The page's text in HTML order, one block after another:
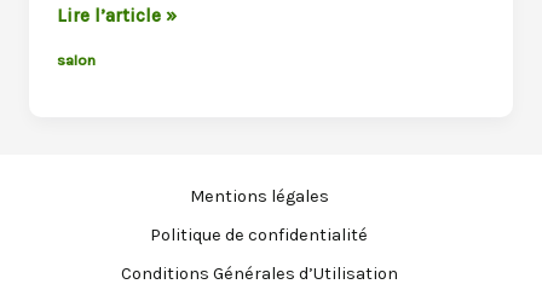
Les
Rencontres
Lire l’article »
salon
Mentions légales
Politique de confidentialité
Conditions Générales d’Utilisation